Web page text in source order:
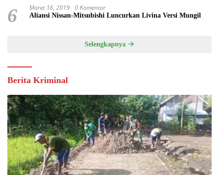
6 Maret 16, 2019 0 Komentar
Aliansi Nissan-Mitsubishi Luncurkan Livina Versi Mungil
Selengkapnya
Berita Kriminal